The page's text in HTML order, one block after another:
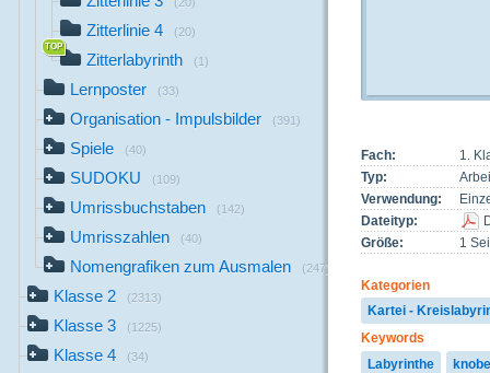
Zitterlinie 4 (20)
Zitterlabyrinth (1)
Lernposter (33)
Organisation - Impulsbilder (391)
Spiele (40)
SUDOKU (109)
Umrissbuchstaben (142)
Umrisszahlen (40)
Nomengrafiken zum Ausmalen (247)
Klasse 2 (2313)
Klasse 3 (1225)
Klasse 4 (34)
Fach:
1.
Typ:
Verwendung:
Dateityp:
Größe:
1
Kategorien
Kartei -
Keywords
Labyrinthe